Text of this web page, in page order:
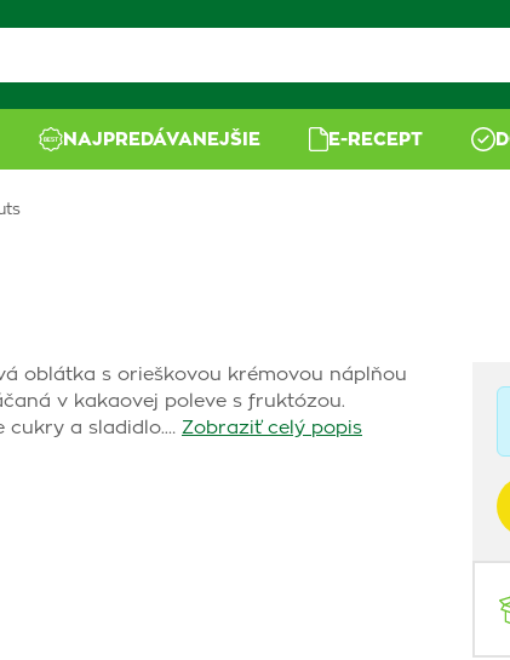
NAJPREDÁVANEJŠIE E-RECEPT
oblátka s orieškovou krémovou náplňou
v kakaovej poleve s fruktózou.
cukry a sladidlo.… Zobraziť celý popis